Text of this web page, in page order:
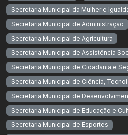
Secretaria Municipal da Mulher e
Secretaria Municipal de Administração
Secretaria Municipal de Agricultura
Secretaria Municipal de Assistência
Secretaria Municipal de Cidadania e
Secretaria Municipal de Ciência,
Secretaria Municipal de
Secretaria Municipal de Educação e
Secretaria Municipal de Esportes